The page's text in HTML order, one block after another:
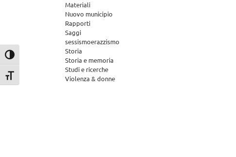
Attiva/disattiva alto contrasto
Attiva/disattiva dimensione testo
Materiali
Nuovo municipio
Rapporti
Saggi
sessismoerazzismo
Storia
Storia e memoria
Studi e ricerche
Violenza & donne